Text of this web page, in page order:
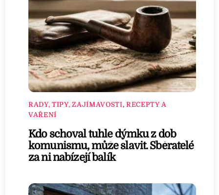
RADY, TIPY, ZAJÍMAVOSTI, RECEPTY A
VAŘENÍ
Kdo schoval tuhle dýmku z dob
komunismu, může slavit. Sběratelé
za ni nabízejí balík